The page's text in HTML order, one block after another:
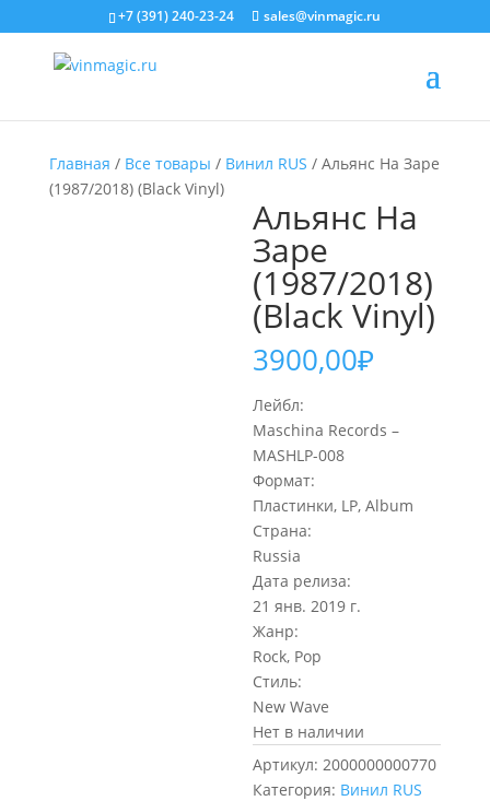
+7 (391) 240-23-24 sales@vinmagic.ru
Главная / Все товары / Винил RUS / Альянс На Заре
(1987/2018) (Black Vinyl)
Альянс На
Заре
(1987/2018)
(Black Vinyl)
3900,00₽
Лейбл:
Maschina Records –
MASHLP-008
Формат:
Пластинки, LP, Album
Страна:
Russia
Дата релиза:
21 янв. 2019 г.
Жанр:
Rock, Pop
Стиль:
New Wave
Нет в наличии
Артикул:2000000000770
Категория: Винил RUS